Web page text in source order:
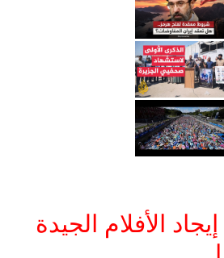
الأفلام الجيدة